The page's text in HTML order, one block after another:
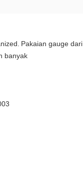
Pakaian gauge dari
banyak